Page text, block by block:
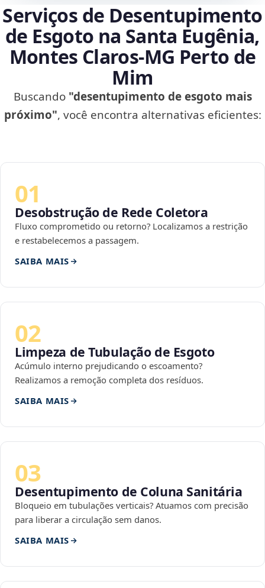
Serviços de Desentupimento
de Esgoto na Santa Eugênia,
Montes Claros‑MG Perto de
Mim
Buscando "desentupimento de esgoto mais
próximo", você encontra alternativas eficientes:
01
Desobstrução de Rede Coletora
Fluxo comprometido ou retorno? Localizamos a restrição
e restabelecemos a passagem.
SAIBA MAIS
02
Limpeza de Tubulação de Esgoto
Acúmulo interno prejudicando o escoamento?
Realizamos a remoção completa dos resíduos.
SAIBA MAIS
03
Desentupimento de Coluna Sanitária
Bloqueio em tubulações verticais? Atuamos com precisão
para liberar a circulação sem danos.
SAIBA MAIS